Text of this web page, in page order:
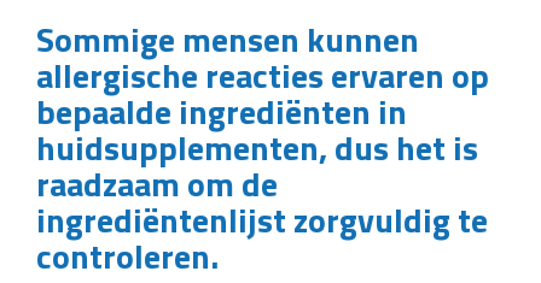
Sommige mensen kunnen
allergische reacties ervaren op
bepaalde ingrediënten in
huidsupplementen, dus het is
raadzaam om de
ingrediëntenlijst zorgvuldig te
controleren.